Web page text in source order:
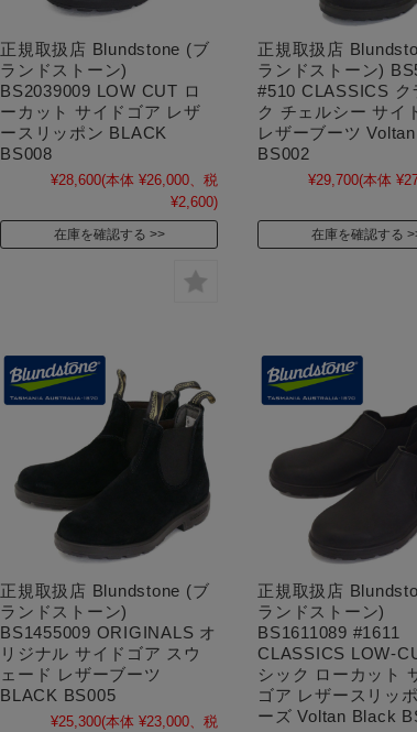
正規取扱店 Blundstone (ブ
ランドストーン)
BS2039009 LOW CUT ロ
ーカット サイドゴア レザ
ースリッポン BLACK
BS008
¥28,600(本体 ¥26,000、税
¥2,600)
在庫を確認する
正規取扱店
ランドストーン)
#510 CLASSICS ク
ク チェルシー サイ
レザーブーツ
BS002
¥29,700(本体
在庫を確認する
正規取扱店 Blundstone (ブ
ランドストーン)
BS1455009 ORIGINALS オ
リジナル サイドゴア スウ
ェード レザーブーツ
BLACK BS005
¥25,300(本体 ¥23,000、税
正規取扱店
ランドストーン)
BS1611089 #1611
CLASSICS LOW-
シック ローカット
ゴア レザースリッ
ーズ Voltan Black